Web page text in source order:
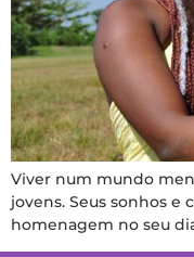
Viver num mundo
jovens. Seus sonhos e
homenagem no seu